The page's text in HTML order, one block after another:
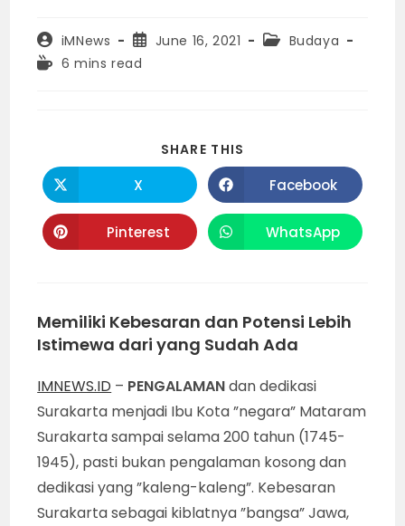
Post
author:
iMNews
Post
published:
June 16, 2021
PostBudaya
Reading
6 mins read
SHARE THIS
Opens
in
a
new
window
X Opens
in
a
new
window
Facebook
Opens
in
Pinterest Opens
in
WhatsApp
Memiliki Kebesaran dan Potensi Lebih
Istimewa dari yang Sudah Ada
IMNEWS.ID – PENGALAMANdan dedikasi
Surakarta menjadi Ibu Kota ”negara” Mataram
Surakarta sampai selama 200 tahun (1745-
1945), pasti bukan pengalaman kosong dan
dedikasi yang ”kaleng-kaleng”. Kebesaran
Surakarta sebagai kiblatnya ”bangsa” Jawa,